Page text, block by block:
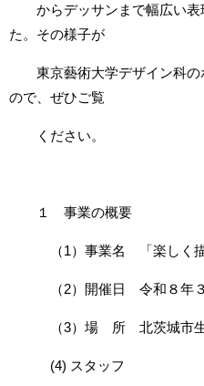
からデッサンまで幅広い表
た。その様子が
東京藝術大学デザイン科の
ので、ぜひご覧
ください。
１ 事業の概要
（1）事業名 「楽しく描
（2）開催日 令和８年３
（3）場 所 北茨城市生涯
(4) スタッフ